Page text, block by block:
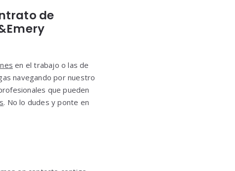
de
en el trabajo o las de
navegando por nuestro
que pueden
. No lo dudes y ponte en